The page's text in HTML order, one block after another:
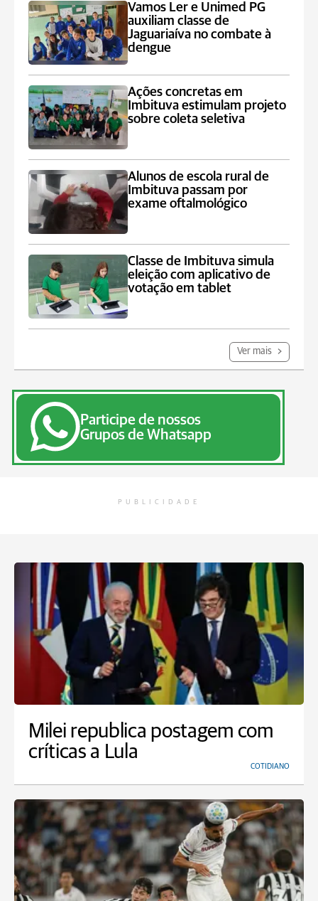
Vamos Ler e Unimed PG
auxiliam classe de
Jaguariaíva no combate à
dengue
Ações concretas em
Imbituva estimulam projeto
sobre coleta seletiva
Alunos de escola rural de
Imbituva passam por
exame oftalmológico
Classe de Imbituva simula
eleição com aplicativo de
votação em tablet
Ver mais
Participe de nossos
Grupos de Whatsapp
PUBLICIDADE
Milei republica postagem com
críticas a Lula
COTIDIANO